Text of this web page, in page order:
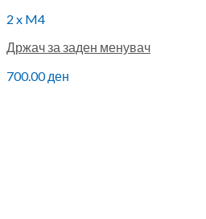
2 x M4
Држач за заден менувач
700.00ден